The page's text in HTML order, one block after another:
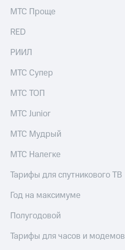
МТС Проще
RED
РИИЛ
МТС Супер
МТС ТОП
МТС Junior
МТС Мудрый
МТС Налегке
Тарифы для спутникового ТВ
Год на максимуме
Полугодовой
Тарифы для часов и модемов